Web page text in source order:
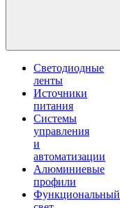
Светодиодные
ленты
Источники
питания
Системы
управления
и
автоматизации
Алюминиевые
профили
Функциональный